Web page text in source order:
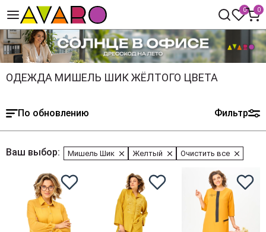
0 0
ОДЕЖДА МИШЕЛЬ ШИК ЖЁЛТОГО ЦВЕТА
По обновлению Фильтр
Ваш выбор: Мишель Шик Желтый Очистить все